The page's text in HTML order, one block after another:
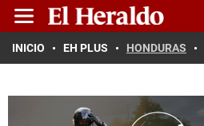
INICIO EH PLUS HONDURAS